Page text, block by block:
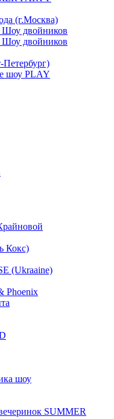
(г.Москва)
двойников
двойников
шоу PLAY
Кокс)
(Ukraaine)
Phoenix
шоу
SUMMER